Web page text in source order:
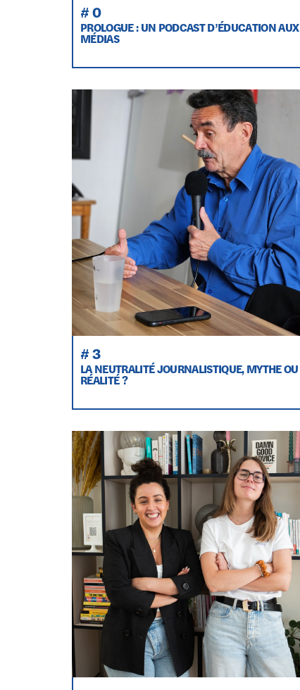
# 0
PROLOGUE : UN PODCAST D’ÉDUCATION AUX
MÉDIAS
# 3
LA NEUTRALITÉ JOURNALISTIQUE, MYTHE OU
RÉALITÉ ?